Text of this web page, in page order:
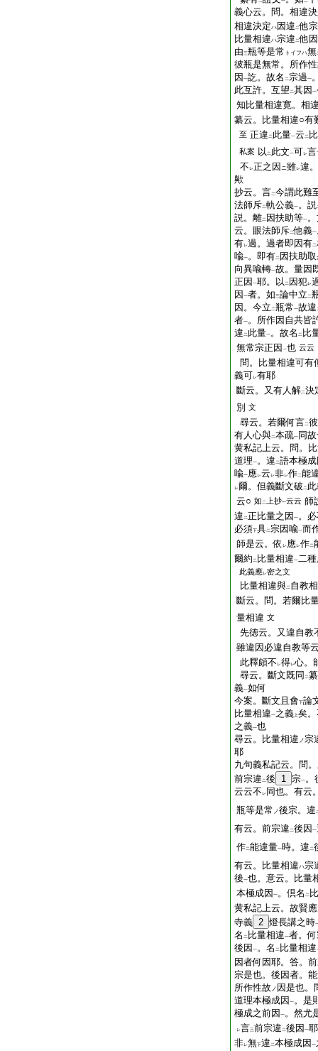
義心云。問。相違
相違決定ハ 因違 二他宗
比量相違ハ宗違 二他因
由三瓶等是常 トイフハ無
彼瓶是無常。所作
因 一訖。故名 二宗過一
此互許。互望 二其因 一
知比量相違寛。相
纂云。比量相違○有
至 正違 二 此量一云 二
私案 以 二 此文一可レ言
不 レ正之因 ニ雖レ違
歟
抄云。言二今謂此難
法師斥二軌公義一。説
説。離二 因扶助等一
云。眼法師斥二他義一
有レ過。過者即因有二
喩一。即有二 因扶助
向異喩轉一故。量因
正因 一耶。以 二 因犯レ
因 一者。如三論中立 二
因。今立 二瓶常一故違
者一。所作因自共皆
違 二 此量一。故名 二 比
無常宗正因 一也 云云
問。比量相違可有
義可レ有耶
斷云。又有人解二決
別 文
尋云。若爾何言二
有人心與二本疏一 同
黄私記上云。問。
道理一。違 二語本極
喩一應レ云 レ非レ作二能
レ爾。但義斷文破 二
云○ 如 二 上抄一云云 師
違 二正比量之因 一。
必須下具二宗因喩一而
師是云。依 レ應レ作二
爾約 二 比量相違一二
此義應レ密之文
比量相違與二 自教
斷云。問。若爾比
量相違 文
先徳云。又違自教
雖違因必違自教等
此釋頗不 レ得レ心。
尋云。斷文既同 二
義一如何
今案。斷文且會下論
比量相違一之義 上矣
之義一也
尋云。比量相違 ノ宗
耶
九句義私記云。問
前宗違 二後 1 宗一。
云云不 レ 同也。有云
瓶等是常 ノ後宗。違
有云。前宗違 二後因 一
作二能違量一時。違 二
有云。比量相違ハ宗
後一也。意云。比量
本極成因 一。倶名 二
黄私記上云。故賢
寺義 2 燈長講之時
名 二 比量相違一者。
後因 一。名 二 比量相違
因者何因耶。答。
宗是也。後因者。
所作性故 ノ 因是也。
道理本極成因 一。是
極成之前因 一。然尤
レ言三前宗違 二後因 一
非レ無下違 二本極成因 一